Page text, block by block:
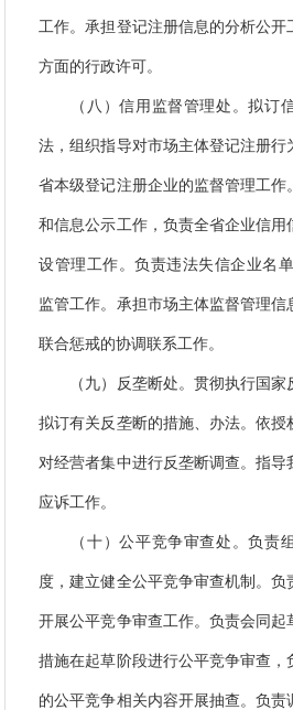
工作。承担登记注册信息的分析公开
方面的行政许可。
（八）信用监督管理处。拟订信
法，组织指导对市场主体登记注册行
省本级登记注册企业的监督管理工作
和信息公示工作，负责全省企业信用
设管理工作。负责违法失信企业名
监管工作。承担市场主体监督管理信
联合惩戒的协调联系工作。
（九）反垄断处。贯彻执行国家
拟订有关反垄断的措施、办法。依授
对经营者集中进行反垄断调查。指导
应诉工作。
（十）公平竞争审查处。负责
度，建立健全公平竞争审查机制。
开展公平竞争审查工作。负责会同起
措施在起草阶段进行公平竞争审查，
的公平竞争相关内容开展抽查。负